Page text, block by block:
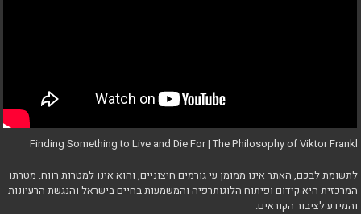
Finding Something to Live and Die For | The Philosophy of Viktor Frankl
לתשומת לבכם, האתר אינו ממומן עי גורמים חיצוניים, והוא אינו למטרות רווח. מטרתו
המרכזית היא קידום ופיתוח הלוגותרפיה והמשמעות בחיים בישראל והנגשת הרעיונות
והמידע לציבור הקוראים.